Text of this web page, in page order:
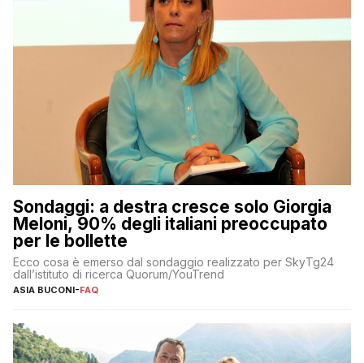
Sondaggi: a destra cresce solo Giorgia
Meloni, 90% degli italiani preoccupato
per le bollette
Ecco cosa è emerso dal sondaggio realizzato per SkyTg24
dall’istituto di ricerca Quorum/YouTrend
ASIA BUCONI-FAQ